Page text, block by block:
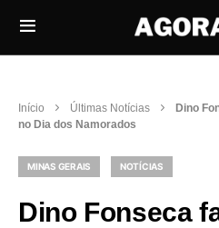
Início Últimas Notícias
Dino
no Dia dos Namorados
MINAS GERAIS NOTÍCIAS
Dino Fonseca